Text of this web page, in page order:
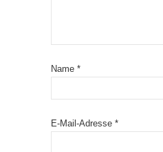
Name *
E-Mail-Adresse *